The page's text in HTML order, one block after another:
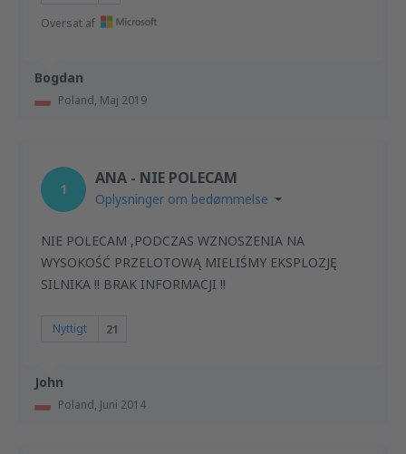
Bogdan
Poland, Maj 2019
Oversat af
John
Poland, Juni 2014
1
ANA - NIE POLECAM
Oplysninger om bedømmelse
NIE POLECAM ,PODCZAS WZNOSZENIA NA
WYSOKOŚĆ PRZELOTOWĄ MIELIŚMY EKSPLOZJĘ
SILNIKA !! BRAK INFORMACJI !!
Nyttigt 21